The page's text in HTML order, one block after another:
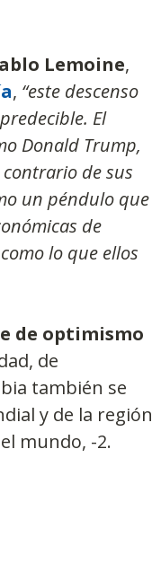
Lemoine,
, “este descenso
El
Donald Trump,
de sus
un péndulo que
de
lo que ellos
de optimismo
de
también se
y de la región
mundo, -2.